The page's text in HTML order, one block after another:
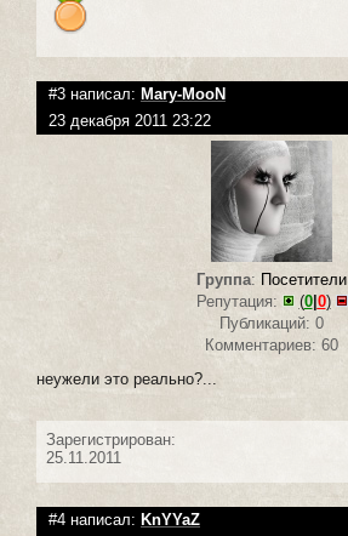
#3 написал: Mary-MooN
23 декабря 2011 23:22
Группа: Посетители
Репутация:
(0| 0)
Публикаций: 0
Комментариев: 60
неужели это реально?...
Зарегистрирован:
25.11.2011
#4 написал: KnYYaZ